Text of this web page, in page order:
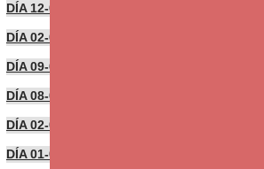
DÍA 12-07-2021
DÍA 02-07-2021
DÍA 09-06-2021
DÍA 08-06-2021
DÍA 02-06-2021
DÍA 01-06-2021